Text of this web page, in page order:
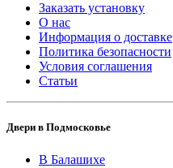
Заказать установку
О нас
Информация о доставке
Политика безопасности
Условия соглашения
Статьи
Двери в Подмосковье
В Балашихе